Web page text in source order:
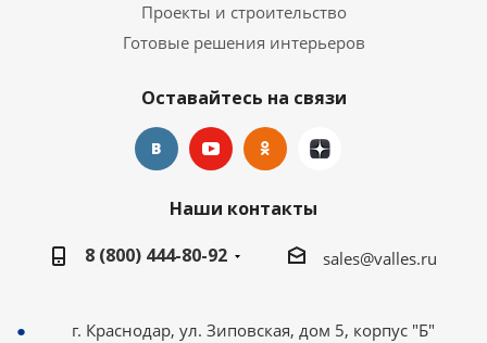
Проекты и строительство
Готовые решения интерьеров
Оставайтесь на связи
Наши контакты
8 (800) 444-80-92
sales@valles.ru
г. Краснодар, ул. Зиповская, дом 5, корпус "Б"